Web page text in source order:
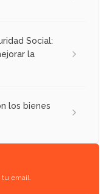
Social:
la
los bienes
tu email.